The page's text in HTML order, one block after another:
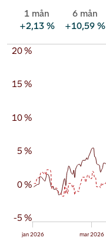
1 mån
+2,13 %
6 mån
+10,59 %
jan 2026 mar 2026
-5 %
0 %
5 %
10 %
15 %
20 %